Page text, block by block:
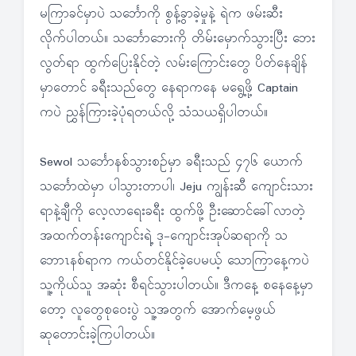
မကြာခင်မှာပဲ သင်္ဘောကို စွန့်ခွာခဲ့မှုနဲ့ ရဲက ဖမ်းဆီး
လိုက်ပါတယ်။ သင်္ဘောဘေးကို တိမ်းမှောက်သွားပြီး ဘေး
လွတ်ရာ ထွက်ပြေးနိုင်တဲ့ လမ်းကြောင်းတွေ ပိတ်နေချိန်
မှာတောင် ခရီးသည်တွေ နေရာကနေ မရွေ့ဖို့ Captain
ကပဲ ညွှန်ကြားခဲ့ပုံရတယ်လို့ သံသယရှိပါတယ်။
Sewol သင်္ဘောနစ်သွားစဉ်မှာ ခရီးသည် ၄၇၆ ယောက်
သင်္ဘောထဲမှာ ပါသွားတာပါ၊ Jeju ကျွန်းဆီ ကျောင်းသား
ရာနဲ့ချီကို လေ့လာရေးခရီး ထွက်ဖို့ ဦးဆောင်ခေါ်လာတဲ့
အထက်တန်းကျောင်းရဲ့ ဒု-ကျောင်းအုပ်ဆရာကို သ
ဘောၤနစ်ရာက ကယ်တင်နိုင်ခဲ့ပေမယ့် သောကြာနေ့ကပဲ
သူ့ကိုယ်သူ အဆုံး စီရင်သွားပါတယ်။ ဒီကနေ့ စနေနေ့မှာ
တော့ လူတွေစုဝေးပွဲ သူ့အတွက် အောက်မေ့ဖွယ်
ဆုတောင်းခဲ့ကြပါတယ်။